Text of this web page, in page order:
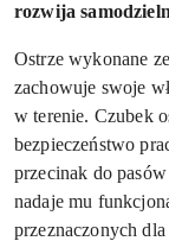
rozwija
Ostrze wykonane
zachowuje swoje
w terenie. Czubek
bezpieczeństwo
przecinak do
nadaje mu
przeznaczonych